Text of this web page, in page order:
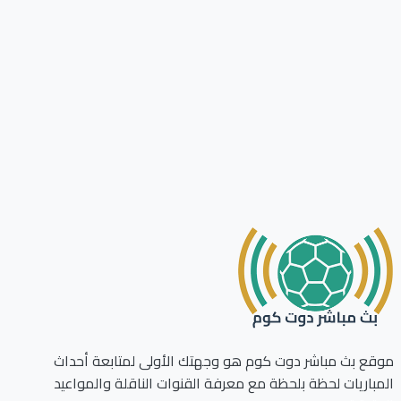
بث مباشر دوت كوم هو وجهتك الأولى لمتابعة أحداث
لحظة بلحظة مع معرفة القنوات الناقلة والمواعيد